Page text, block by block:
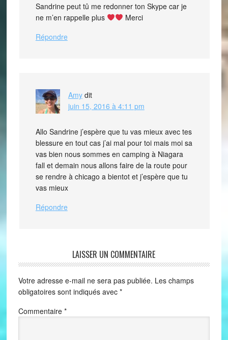
Sandrine peut tû me redonner ton Skype car je
ne m’en rappelle plus
Merci
Répondre
Amy dit
juin 15, 2016 à 4:11 pm
Allo Sandrine j’espère que tu vas mieux avec tes
blessure en tout cas j’ai mal pour toi mais moi sa
vas bien nous sommes en camping à Niagara
fall et demain nous allons faire de la route pour
se rendre à chicago a bientot et j’espère que tu
vas mieux
Répondre
LAISSER UN COMMENTAIRE
Votre adresse e-mail ne sera pas publiée. Les champs
obligatoires sont indiqués avec *
Commentaire *